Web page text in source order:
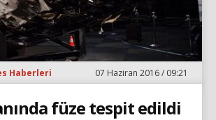
Haberleri 07 Haziran 2016 / 09:21
füze tespit edildi